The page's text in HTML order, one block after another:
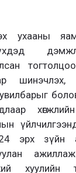
ухааны
шинэчлэх,
24 эрх зүйн
ажиллаж
хуулийн